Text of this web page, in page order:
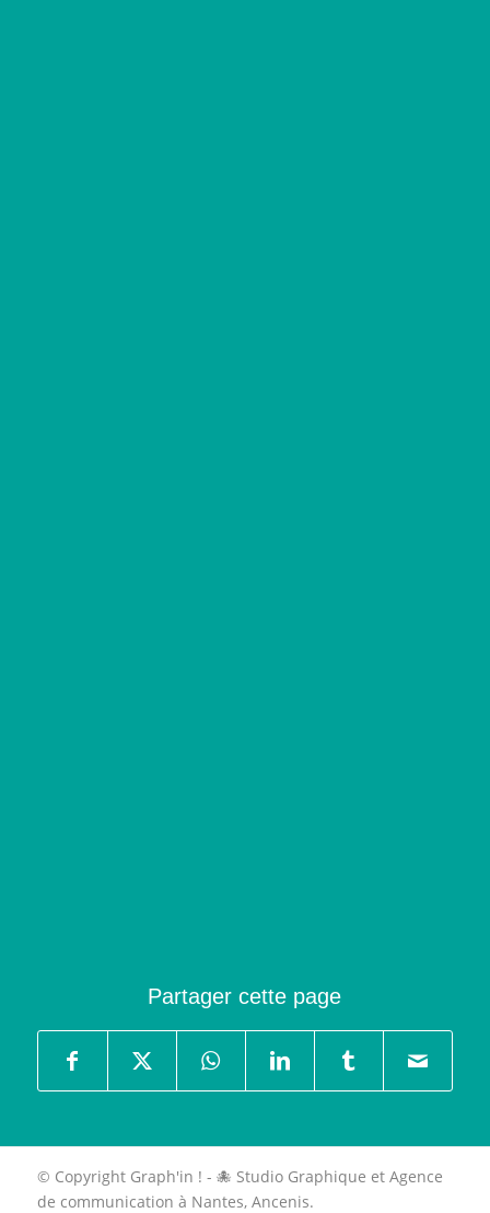
Partager cette page
© Copyright Graph'in ! - 🐙 Studio Graphique et Agence
de communication à Nantes, Ancenis.